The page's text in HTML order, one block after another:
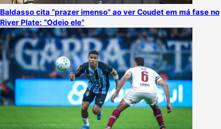
Baldasso cita “prazer imenso” ao ver Coudet em má fase no
River Plate: “Odeio ele”